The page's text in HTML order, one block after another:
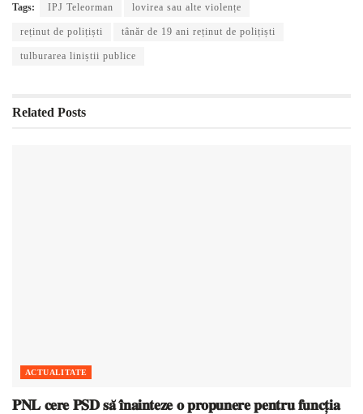
Tags: IPJ Teleorman lovirea sau alte violențe
reținut de polițiști tânăr de 19 ani reținut de polițiști
tulburarea liniștii publice
Related Posts
ACTUALITATE
𝐏𝐍𝐋 𝐜𝐞𝐫𝐞 𝐏𝐒𝐃 𝐬𝐚̆ 𝐢̂𝐧𝐚𝐢𝐧𝐭𝐞𝐳𝐞 𝐨 𝐩𝐫𝐨𝐩𝐮𝐧𝐞𝐫𝐞 𝐩𝐞𝐧𝐭𝐫𝐮 𝐟𝐮𝐧𝐜𝐭̦𝐢𝐚